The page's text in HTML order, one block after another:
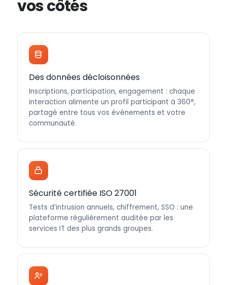
vos côtés
Des données décloisonnées
Inscriptions, participation, engagement : chaque
interaction alimente un profil participant à 360°,
partagé entre tous vos événements et votre
communauté.
Sécurité certifiée ISO 27001
Tests d’intrusion annuels, chiffrement, SSO : une
plateforme régulièrement auditée par les
services IT des plus grands groupes.